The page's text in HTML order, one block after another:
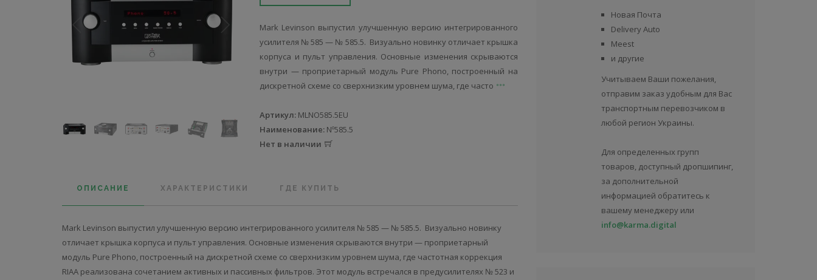
Mark Levinson выпустил улучшенную версию интегрированного
усилителя № 585 — № 585.5. Визуально новинку отличает крышка
корпуса и пульт управления. Основные изменения скрываются
внутри — проприетарный модуль Pure Phono, построенный на
дискретной схеме со сверхнизким уровнем шума, где часто
Артикул: MLNO585.5EU
Наименование: Nº585.5
Нет в наличии
ОПИСАНИЕ ХАРАКТЕРИСТИКИ ГДЕ КУПИТЬ
Mark Levinson выпустил улучшенную версию интегрированного усилителя № 585 — № 585.5. Визуально новинку
отличает крышка корпуса и пульт управления. Основные изменения скрываются внутри — проприетарный
модуль Pure Phono, построенный на дискретной схеме со сверхнизким уровнем шума, где частотная коррекция
RIAA реализована сочетанием активных и пассивных фильтров. Этот модуль встречался в предусилителях № 523 и
Новая Почта
Delivery Auto
Meest
и другие
Учитываем Ваши пожелания,
отправим заказ удобным для Вас
транспортным перевозчиком в
любой регион Украины.
Для определенных групп
товаров, доступный дропшипинг,
за дополнительной
информацией обратитесь к
вашему менеджеру или
info@karma.digital